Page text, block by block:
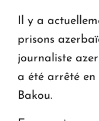
Il y a
prisons
journaliste
a été arrêté
Bakou.